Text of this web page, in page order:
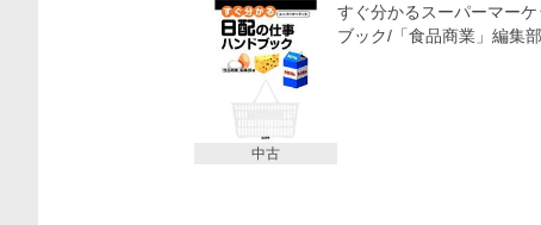
中古
すぐ分かるスーパーマー
ブック/「食品商業」編集部